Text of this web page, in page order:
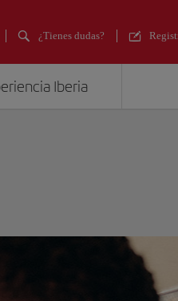
¿Tienes dudas?
Iberia